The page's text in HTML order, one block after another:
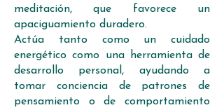
meditación, que favorece un
apaciguamiento duradero.
Actúa tanto como un cuidado
energético como una herramienta de
desarrollo personal, ayudando a
tomar conciencia de patrones de
pensamiento o de comportamiento